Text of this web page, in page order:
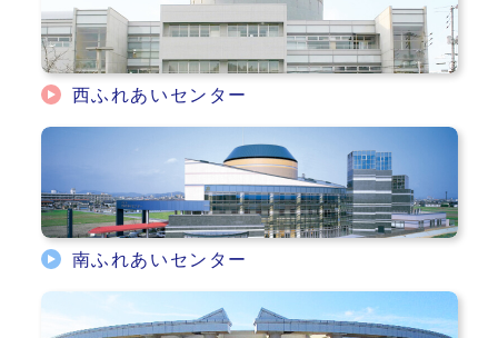
西ふれあいセンター
南ふれあいセンター